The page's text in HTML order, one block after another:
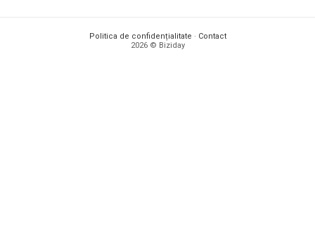
Politica de confidențialitate · Contact
2026 © Biziday